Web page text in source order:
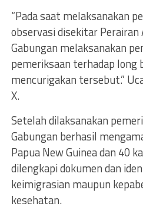
“Pada saat melaksanakan
observasi disekitar
Gabungan melaksanakan
pemeriksaan terhadap long
mencurigakan tersebut.”
X.
Setelah dilaksanakan
Gabungan berhasil
Papua New Guinea dan 40
dilengkapi dokumen dan
keimigrasian maupun
kesehatan.